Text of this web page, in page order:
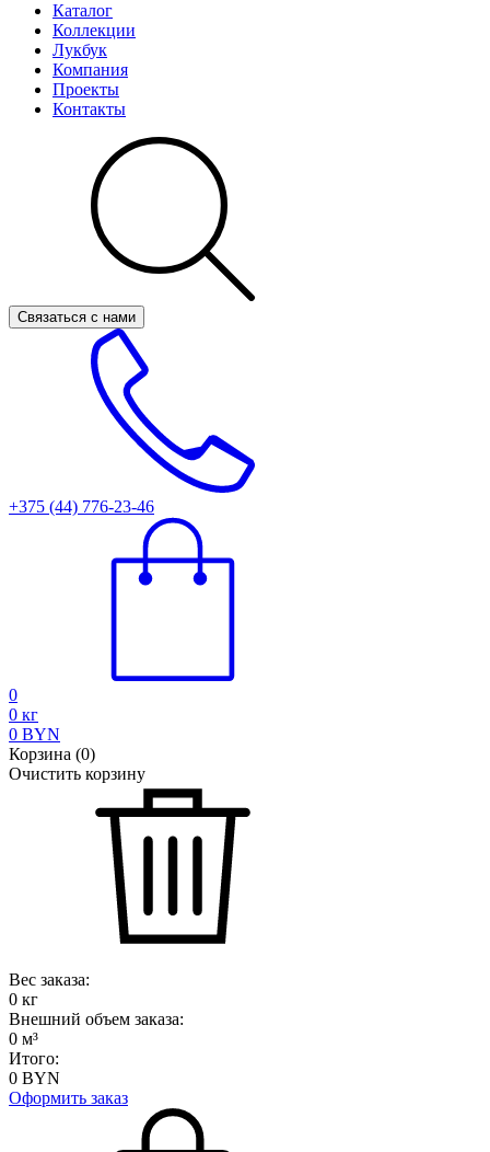
Каталог
Коллекции
Лукбук
Компания
Проекты
Контакты
Связаться с нами
+375 (44) 776-23-46
0
0 кг
0 BYN
Корзина (0)
Очистить корзину
Вес заказа:
0 кг
Внешний объем заказа:
0 м³
Итого:
0 BYN
Оформить заказ